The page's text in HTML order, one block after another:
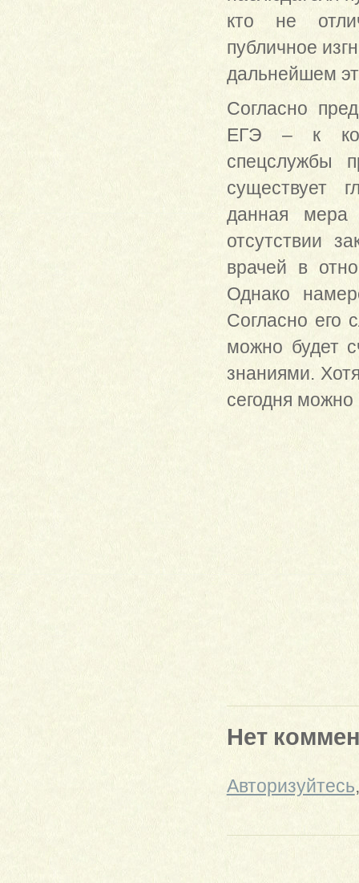
кто не
публичное
дальнейшем
Согласно
ЕГЭ – к
спецслужбы
существует
данная мера
отсутствии
врачей в
Однако
Согласно его
можно будет
знаниями.
сегодня
Нет
Авторизуйтесь